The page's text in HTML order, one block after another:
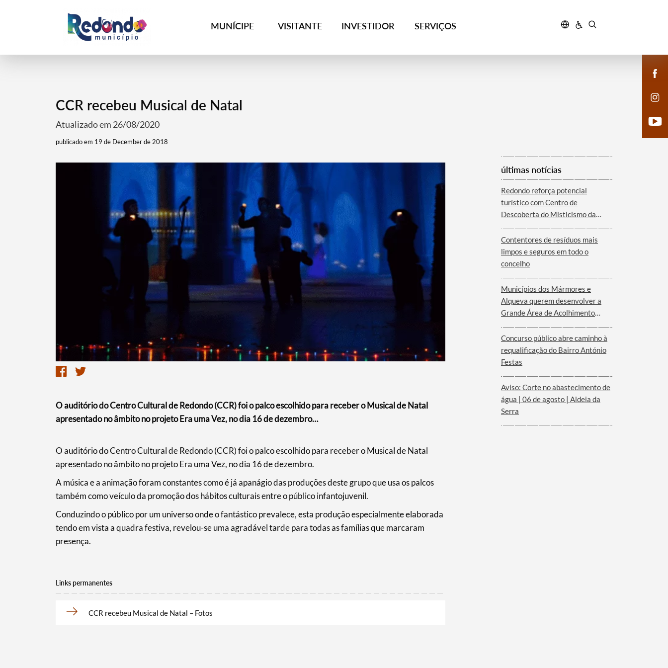
MUNÍCIPE VISITANTE INVESTIDOR SERVIÇOS
Termo de Pesquisa
Categorias gerais
Filtros
CCR recebeu Musical de Natal
Atualizado em 26/08/2020
publicado em 19 de December de 2018
​O auditório do Centro Cultural de Redondo (CCR) foi o palco escolhido para receber o Musical de Natal
apresentado no âmbito no projeto Era uma Vez, no dia 16 de dezembro…
O auditório do Centro Cultural de Redondo (CCR) foi o palco escolhido para receber o Musical de Natal
apresentado no âmbito no projeto Era uma Vez, no dia 16 de dezembro.
A música e a animação foram constantes como é já apanágio das produções deste grupo que usa os palcos
também como veículo da promoção dos hábitos culturais entre o público infantojuvenil.
Conduzindo o público por um universo onde o fantástico prevalece, esta produção especialmente elaborada
tendo em vista a quadra festiva, revelou-se uma agradável tarde para todas as famílias que marcaram
presença.
Links permanentes
CCR recebeu Musical de Natal – Fotos
últimas notícias
Redondo reforça potencial
turístico com Centro de
Descoberta do Misticismo da
Contentores de resíduos mais
limpos e seguros em todo o
concelho
Municípios dos Mármores e
Alqueva querem desenvolver a
Grande Área de Acolhimento
Governo para o Interior do
Alentejo
Concurso público abre caminho à
requalificação do Bairro António
Festas
Aviso: Corte no abastecimento de
água | 06 de agosto | Aldeia da
Serra